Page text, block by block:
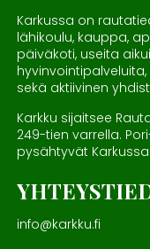
Karkussa on
lähikoulu, kauppa,
päiväkoti, useita
sekä aktiivinen
Karkku sijaitsee
249-tien varrella.
pysähtyvät Karkussa.
info@karkku.fi